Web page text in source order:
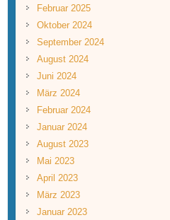
Februar 2025
Oktober 2024
September 2024
August 2024
Juni 2024
März 2024
Februar 2024
Januar 2024
August 2023
Mai 2023
April 2023
März 2023
Januar 2023